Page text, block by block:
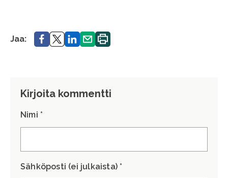
Jaa: Jaa. Jaa.Jaa. Jaa. Tulosta
sivu.
Kirjoita kommentti
Nimi *
Sähköposti (ei julkaista) *